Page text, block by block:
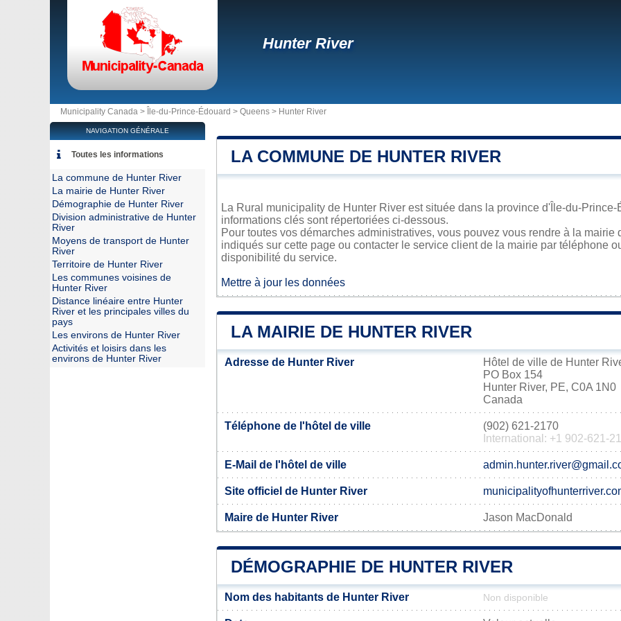
Hunter River
Municipality Canada > Île-du-Prince-Édouard > Queens > Hunter River
LA COMMUNE DE HUNTER RIVER
La Rural municipality de Hunter River est située dans la province d'Île-du-
informations clés sont répertoriées ci-dessous.
Pour toutes vos démarches administratives, vous pouvez vous rendre à la
indiqués sur cette page ou contacter le service client de la mairie par téléphone
disponibilité du service.
Mettre à jour les données
LA MAIRIE DE HUNTER RIVER
Adresse de Hunter River
Hôtel de ville de Hunter
PO Box 154
Hunter River, PE, C0A 1N0
Canada
Téléphone de l'hôtel de ville
(902) 621-2170
International: +1 902-621-
E-Mail de l'hôtel de ville
Site officiel de Hunter River
Maire de Hunter River Jason MacDonald
DÉMOGRAPHIE DE HUNTER RIVER
Nom des habitants de Hunter River Non disponible
NAVIGATION GÉNÉRALE
Toutes les informations
La commune de Hunter River
La mairie de Hunter River
Démographie de Hunter River
Division administrative de Hunter
River
Moyens de transport de Hunter
River
Territoire de Hunter River
Les communes voisines de
Hunter River
Distance linéaire entre Hunter
River et les principales villes du
pays
Les environs de Hunter River
Activités et loisirs dans les
environs de Hunter River